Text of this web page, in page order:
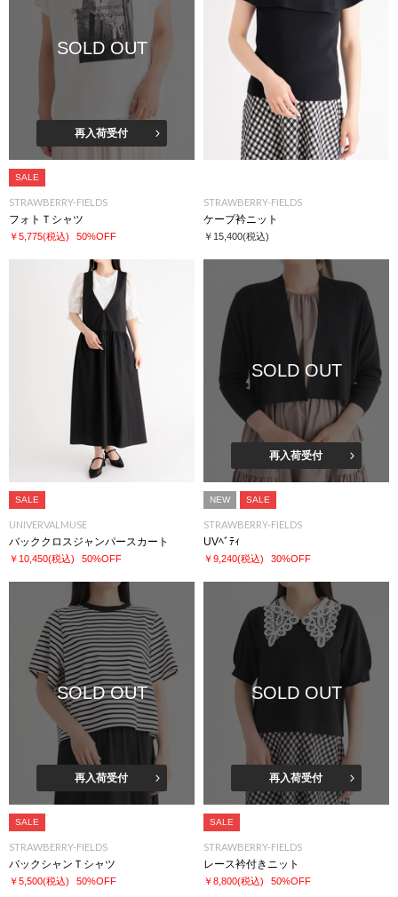
SOLD OUT
再入荷受付
SALE
STRAWBERRY-FIELDS
フォトＴシャツ
￥5,775(税込) 50%OFF
STRAWBERRY-FIELDS
ケープ衿ニット
￥15,400(税込)
SALE
UNIVERVALMUSE
バッククロスジャンパースカート
￥10,450(税込) 50%OFF
SOLD OUT
再入荷受付
NEW SALE
STRAWBERRY-FIELDS
UVﾍﾞﾃｨ
￥9,240(税込) 30%OFF
SOLD OUT
再入荷受付
SALE
STRAWBERRY-FIELDS
バックシャンＴシャツ
￥5,500(税込) 50%OFF
SOLD OUT
再入荷受付
SALE
STRAWBERRY-FIELDS
レース衿付きニット
￥8,800(税込) 50%OFF